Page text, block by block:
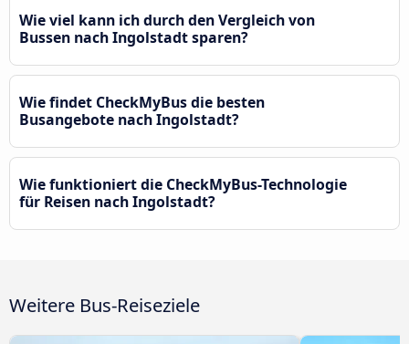
Wie viel kann ich durch den Vergleich von
Bussen nach Ingolstadt sparen?
Wie findet CheckMyBus die besten
Busangebote nach Ingolstadt?
Wie funktioniert die CheckMyBus-Technologie
für Reisen nach Ingolstadt?
Weitere Bus-Reiseziele